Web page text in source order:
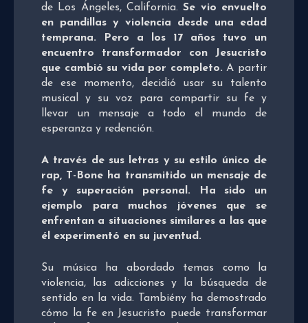
de Los Ángeles, California.Se vio envuelto
en pandillas y violencia desde una edad
temprana. Pero a los 17 años tuvo un
encuentro transformador con Jesucristo
que cambió su vida por completo. A partir
de ese momento, decidió usar su talento
musical y su voz para compartir su fe y
llevar un mensaje a todo el mundo de
esperanza y redención.
A través de sus letras y su estilo único de
rap, T-Bone ha transmitido un mensaje de
fe y superación personal. Ha sido un
ejemplo para muchos jóvenes que se
enfrentan a situaciones similares a las que
él experimentó en su juventud.
Su música ha abordado temas como la
violencia, las adicciones y la búsqueda de
sentido en la vida. Tambiény ha demostrado
cómo la fe en Jesucristo puede transformar